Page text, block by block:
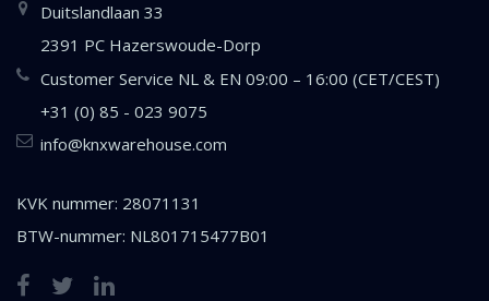
Duitslandlaan 33
2391 PC Hazerswoude-Dorp
Customer Service NL & EN 09:00 – 16:00 (CET/CEST)
+31 (0) 85 - 023 9075
info@knxwarehouse.com
KVK nummer: 28071131
BTW-nummer: NL801715477B01